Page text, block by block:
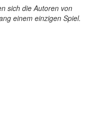
sich die Autoren von
einem einzigen Spiel.